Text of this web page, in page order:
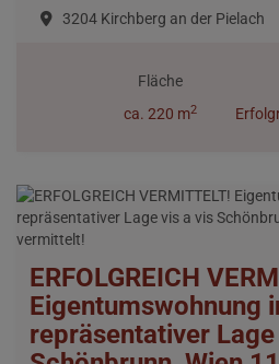
3204 Kirchberg an der Pielach
Fläche
ca. 220 m2
ERFOLGREICH
Eigentumswohnung
repräsentativer